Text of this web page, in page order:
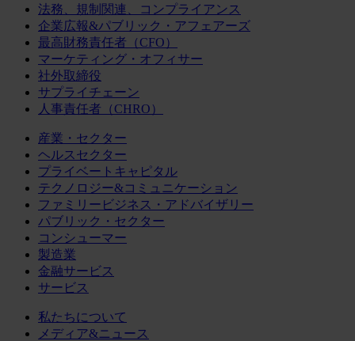
法務、規制関連、コンプライアンス
企業広報&パブリック・アフェアーズ
最高財務責任者（CFO）
マーケティング・オフィサー
社外取締役
サプライチェーン
人事責任者（CHRO）
産業・セクター
ヘルスセクター
プライベートキャピタル
テクノロジー&コミュニケーション
ファミリービジネス・アドバイザリー
パブリック・セクター
コンシューマー
製造業
金融サービス
サービス
私たちについて
メディア&ニュース